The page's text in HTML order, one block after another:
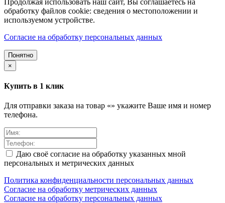
Продолжая использовать наш сайт, Вы соглашаетесь на
обработку файлов cookie: сведения о местоположении и
используемом устройстве.
Согласие на обработку персональных данных
Понятно
×
Купить в 1 клик
Для отправки заказа на товар «» укажите Ваше имя и номер
телефона.
Даю своё согласие на обработку указанных мной
персональных и метрических данных
Политика конфиденциальности персональных данных
Согласие на обработку метрических данных
Согласие на обработку персональных данных